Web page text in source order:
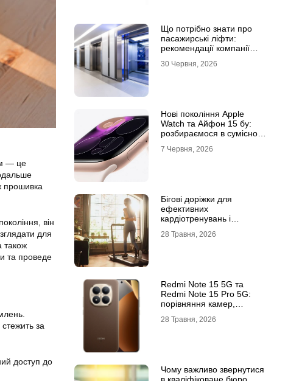
— це
прошивка
він
для
також
та проведе
за
доступ до
Що потрібно знати про
пасажирські ліфти:
рекомендації компанії
30 Червня, 2026
Нові покоління Apple
Watch та Айфон 15 бу:
розбираємося в сумісності
екосистеми
7 Червня, 2026
Бігові доріжки для
ефективних
кардіотренувань і
способу життя
28 Травня, 2026
Redmi Note 15 5G та
Redmi Note 15 Pro 5G:
порівняння камер,
продуктивності
28 Травня, 2026
Чому важливо звернутися